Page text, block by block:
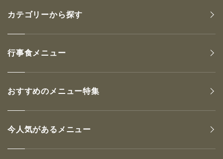
カテゴリーから探す
行事食メニュー
おすすめのメニュー特集
今人気があるメニュー